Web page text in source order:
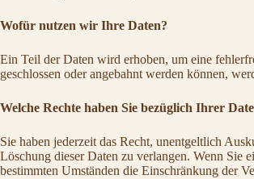
Wofür nutzen wir Ihre Daten?
Ein Teil der Daten wird erhoben, um eine
geschlossen oder angebahnt werden können,
Welche Rechte haben Sie bezüglich Ihrer
Sie haben jederzeit das Recht, unentgeltlich
Löschung dieser Daten zu verlangen. Wenn
bestimmten Umständen die Einschränkung der